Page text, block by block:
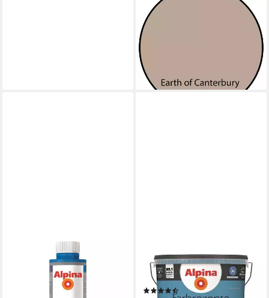
Wandfarbe Premium, Feine
Wandfarbe, 2,5 Liter Matt
Weiter Horizont Volles
Azurblau
(84)